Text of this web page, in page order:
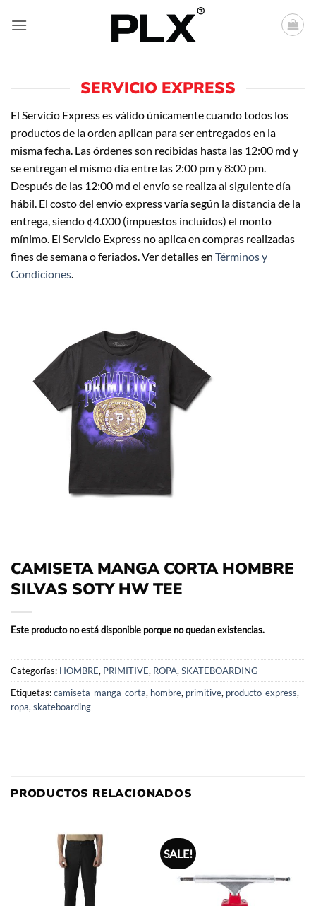
SERVICIO EXPRESS
El Servicio Express es válido únicamente cuando todos los
productos de la orden aplican para ser entregados en la
misma fecha. Las órdenes son recibidas hasta las 12:00 md y
se entregan el mismo día entre las 2:00 pm y 8:00 pm.
Después de las 12:00 md el envío se realiza al siguiente día
hábil. El costo del envío express varía según la distancia de la
entrega, siendo ¢4.000 (impuestos incluidos) el monto
mínimo. El Servicio Express no aplica en compras realizadas
fines de semana o feriados. Ver detalles en Términos y
Condiciones.
CAMISETA MANGA CORTA HOMBRE
SILVAS SOTY HW TEE
Este producto no está disponible porque no quedan existencias.
Categorías: HOMBRE, PRIMITIVE, ROPA, SKATEBOARDING
Etiquetas:camiseta-manga-corta, hombre, primitive, producto-express,
ropa, skateboarding
PRODUCTOS RELACIONADOS
SALE!